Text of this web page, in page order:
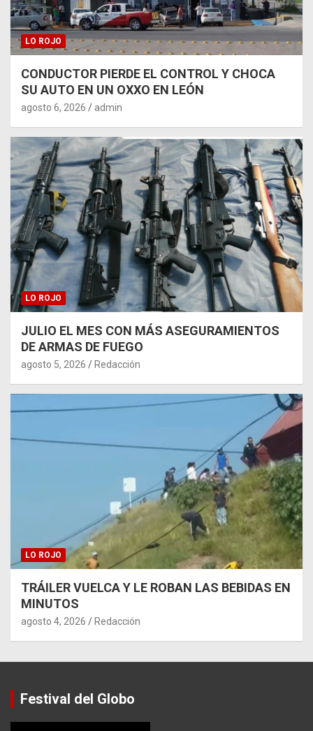
LO ROJO
CONDUCTOR PIERDE EL CONTROL Y CHOCA
SU AUTO EN UN OXXO EN LEÓN
agosto 6, 2026 admin
LO ROJO
JULIO EL MES CON MÁS ASEGURAMIENTOS
DE ARMAS DE FUEGO
agosto 5, 2026 Redacción
LO ROJO
TRÁILER VUELCA Y LE ROBAN LAS BEBIDAS EN
MINUTOS
agosto 4, 2026 Redacción
Festival del Globo